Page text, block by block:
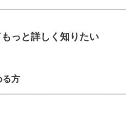
っと詳しく知りたい
る方